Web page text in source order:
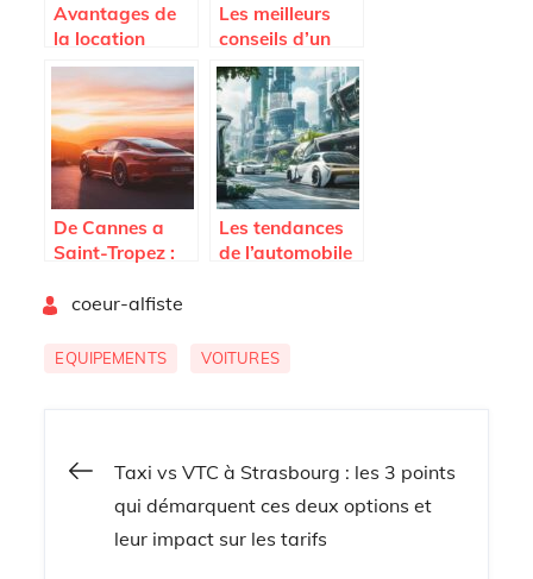
Avantages de
la location
longue duree
pour les
vehicules de
luxe
Les meilleurs
conseils d’un
blog auto pour
les amateurs de
mecanique
De Cannes a
Saint-Tropez :
conditions de
Porsche pour
Les tendances
de l’automobile
technologique
coeur-alfiste
EQUIPEMENTS VOITURES
Navigation
de
Taxi vs VTC à Strasbourg : les 3 points
qui démarquent ces deux options et
leur impact sur les tarifs